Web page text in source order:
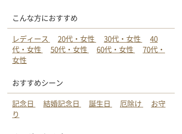
こんな方におすすめ
レディース
20代・女性 30代・女性
40
代・女性
50代・女性 60代・女性
70代・
女性
おすすめシーン
記念日
結婚記念日 誕生日 厄除け
お守
り